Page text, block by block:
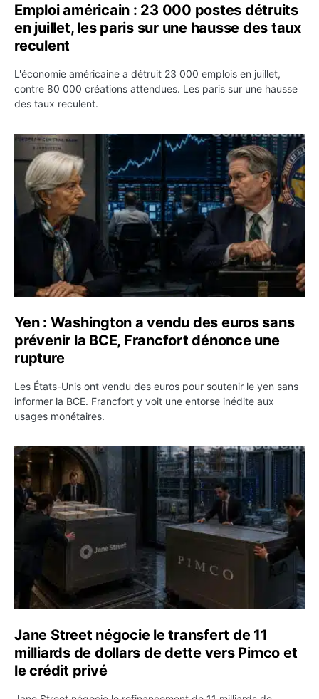
Emploi américain : 23 000 postes détruits
en juillet, les paris sur une hausse des taux
reculent
L'économie américaine a détruit 23 000 emplois en juillet,
contre 80 000 créations attendues. Les paris sur une hausse
des taux reculent.
Yen : Washington a vendu des euros sans prévenir la
Yen : Washington a vendu des euros sans
prévenir la BCE, Francfort dénonce une
rupture
Les États-Unis ont vendu des euros pour soutenir le yen sans
informer la BCE. Francfort y voit une entorse inédite aux
usages monétaires.
Jane Street négocie le transfert de 11 milliards de
Jane Street négocie le transfert de 11
milliards de dollars de dette vers Pimco et
le crédit privé